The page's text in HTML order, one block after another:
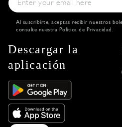
Al suscribirte, aceptas recibir nuestros
consulte nuestra Política de Privacidad .
Descargar la
aplicación